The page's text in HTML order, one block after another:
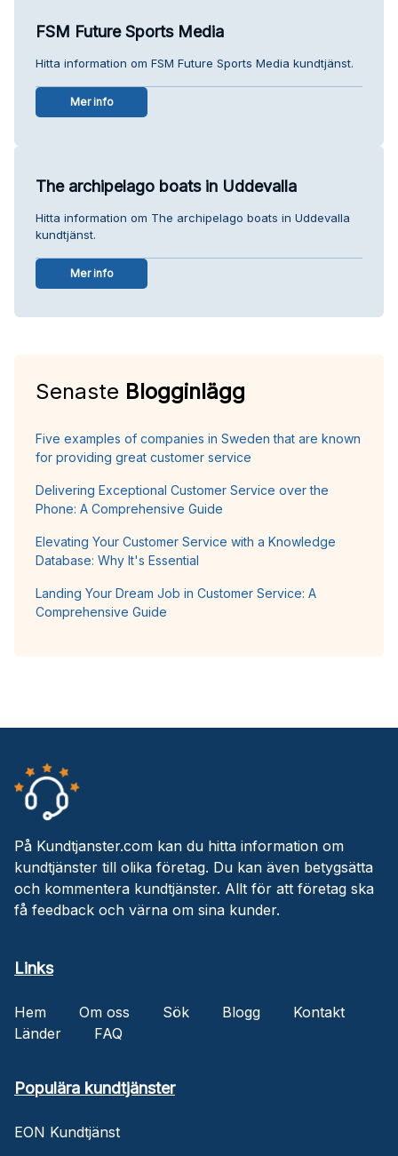
FSM Future Sports Media
Hitta information om FSM Future Sports Media kundtjänst.
Mer info
The archipelago boats in Uddevalla
Hitta information om The archipelago boats in Uddevalla
kundtjänst.
Mer info
Senaste Blogginlägg
Five examples of companies in Sweden that are known
for providing great customer service
Delivering Exceptional Customer Service over the
Phone: A Comprehensive Guide
Elevating Your Customer Service with a Knowledge
Database: Why It's Essential
Landing Your Dream Job in Customer Service: A
Comprehensive Guide
På Kundtjanster.com kan du hitta information om
kundtjänster till olika företag. Du kan även betygsätta
och kommentera kundtjänster. Allt för att företag ska
få feedback och värna om sina kunder.
Links
Hem Om oss Sök Blogg
Kontakt
Länder
FAQ
Populära kundtjänster
EON Kundtjänst